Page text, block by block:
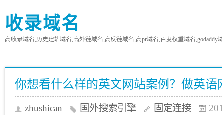
收录域名
高收录域名,历史建站域名,高外链域名,高反链域名,高pr域名,百度权重域名,godaddy
你想看什么样的英文网站案例？做英语
zhushican 国外搜索引擎 固定连接